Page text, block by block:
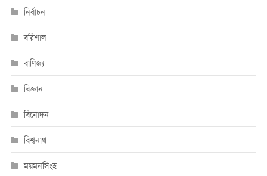
নির্বাচন
বরিশাল
বাণিজ্য
বিজ্ঞান
বিনোদন
বিশ্বনাথ
ময়মনসিংহ